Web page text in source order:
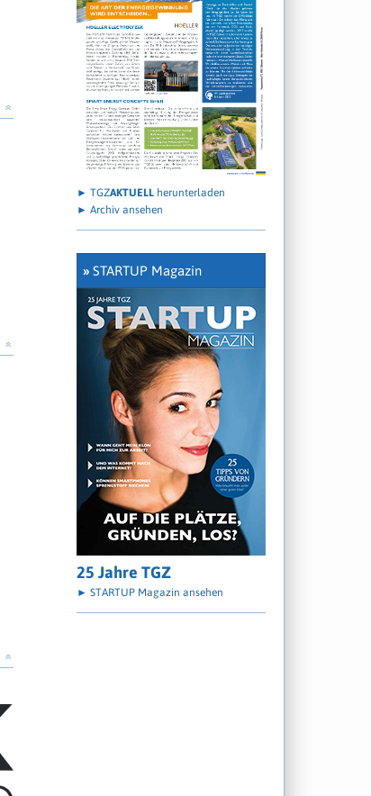
»
»
»
► TGZAKTUELL herunterladen
► Archiv ansehen
» STARTUP Magazin
25 Jahre TGZ
► STARTUP Magazin ansehen